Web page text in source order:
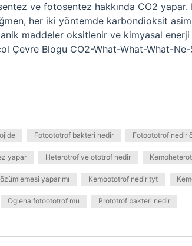
ve fotosentez hakkında CO2
her iki yöntemde karbondioksit
maddeler oksitlenir ve kimyasal enerji
Çevre Blogu CO2-What-What-What-
Fotoototrof bakteri nedir Fotoototrof nedir
yapar Heterotrof ve ototrof nedir
yapar mı Kemoototrof nedir tyt
Oglena fotoototrof mu Prototrof bakteri nedir